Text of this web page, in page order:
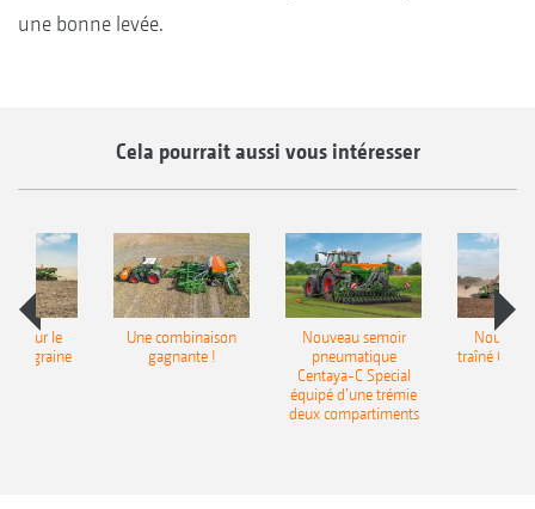
une bonne levée.
Cela pourrait aussi vous intéresser
pour le
Une combinaison
gagnante !
Nouveau semoir
pneumatique
Centaya-C Special
équipé d’une trémie
deux compartiments
traîné